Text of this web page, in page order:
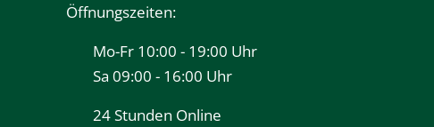
Öffnungszeiten:
Mo-Fr 10:00 - 19:00 Uhr
Sa 09:00 - 16:00 Uhr
24 Stunden Online